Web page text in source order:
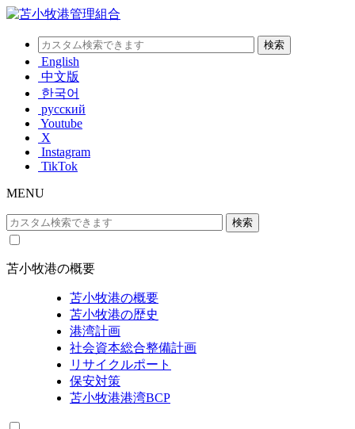
English
中文版
한국어
русский
Youtube
X
Instagram
TikTok
MENU
苫小牧港の概要
苫小牧港の概要
苫小牧港の歴史
港湾計画
社会資本総合整備計画
リサイクルポート
保安対策
苫小牧港港湾BCP